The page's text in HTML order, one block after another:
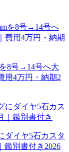
8号→14号へ大
用4万円・納期2
ダイヤ5石カスタ
鑑別書付き 2026